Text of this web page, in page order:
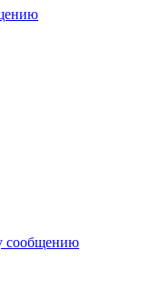
сообщению